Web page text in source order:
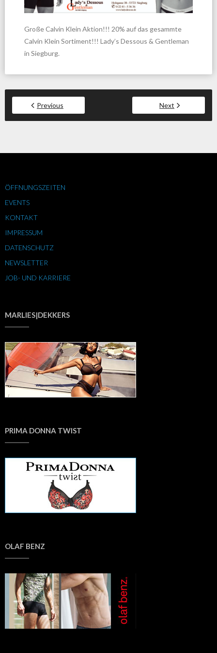
Große Calvin Klein Aktion!!! 20% auf das gesammte
Calvin Klein Sortiment!!! Lady’s Dessous & Gentleman
in Siegburg.
Previous Next
ÖFFNUNGSZEITEN
EVENTS
KONTAKT
IMPRESSUM
DATENSCHUTZ
NEWSLETTER
JOB- UND KARRIERE
MARLIES|DEKKERS
PRIMA DONNA TWIST
OLAF BENZ